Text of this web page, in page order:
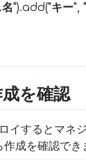
").add("キー",
を確認
イするとマネ
成を確認でき